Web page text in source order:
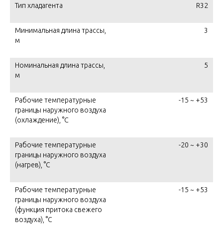
Тип хладагента R32
Минимальная длина трассы,
м
3
Номинальная длина трассы,
м
5
Рабочие температурные
границы наружного воздуха
(охлаждение), °C
-15 ~ +53
Рабочие температурные
границы наружного воздуха
(нагрев), °C
-20 ~ +30
Рабочие температурные
границы наружного воздуха
(функция притока свежего
воздуха), °C
-15 ~ +53